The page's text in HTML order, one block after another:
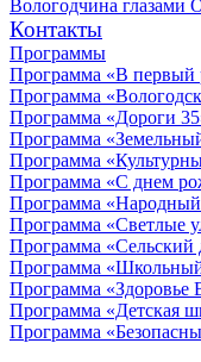
Вологодчина глазами
Контакты
Программы
Программа «В первый
Программа
Программа «Дороги
Программа
Программа
Программа «С днем
Программа
Программа «Светлые
Программа «Сельский
Программа «Школьный
Программа «Здоровье
Программа «Детская
Программа